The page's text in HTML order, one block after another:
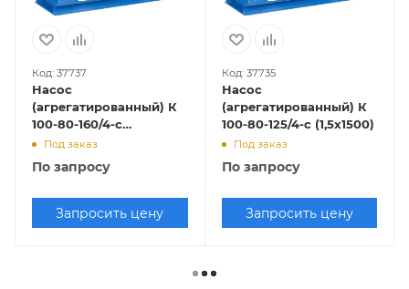
Код: 37737
Насос
(агрегатированный) К
100-80-160/4-с
(2,2х1500)
Под заказ
По запросу
Запросить цену
Код: 37735
Насос
(агрегатированный) К
100-80-125/4-с (1,5х1500)
Под заказ
По запросу
Запросить цену